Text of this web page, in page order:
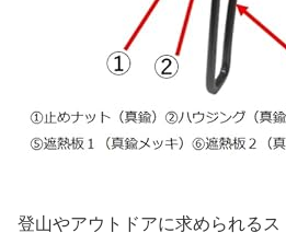
登山やアウトドアに求められる